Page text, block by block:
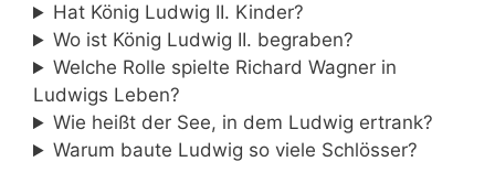
Hat König Ludwig II. Kinder?
Wo ist König Ludwig II. begraben?
Welche Rolle spielte Richard Wagner in
Ludwigs Leben?
Wie heißt der See, in dem Ludwig ertrank?
Warum baute Ludwig so viele Schlösser?